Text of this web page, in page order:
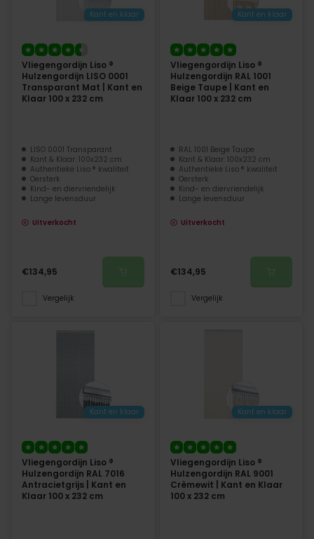
Kant en klaar
Vliegengordijn Liso ®
Hulzengordijn LISO 0001
Transparant Mat | Kant en
Klaar 100 x 232 cm
LISO 0001 Transparant
Kant & Klaar: 100x232 cm
Authentieke Liso ® kwaliteit
Oersterk
Kind- en diervriendelijk
Lange levensduur
Uitverkocht
€134,95
Vergelijk
Kant en klaar
Vliegengordijn Liso ®
Hulzengordijn RAL 1001
Beige Taupe | Kant en
Klaar 100 x 232 cm
RAL 1001 Beige Taupe
Kant & Klaar: 100x232 cm
Authentieke Liso ® kwaliteit
Oersterk
Kind- en diervriendelijk
Lange levensduur
Uitverkocht
€134,95
Vergelijk
Kant en klaar
Vliegengordijn Liso ®
Hulzengordijn RAL 7016
Antracietgrijs | Kant en
Klaar 100 x 232 cm
Kant en klaar
Vliegengordijn Liso ®
Hulzengordijn RAL 9001
Crèmewit | Kant en Klaar
100 x 232 cm